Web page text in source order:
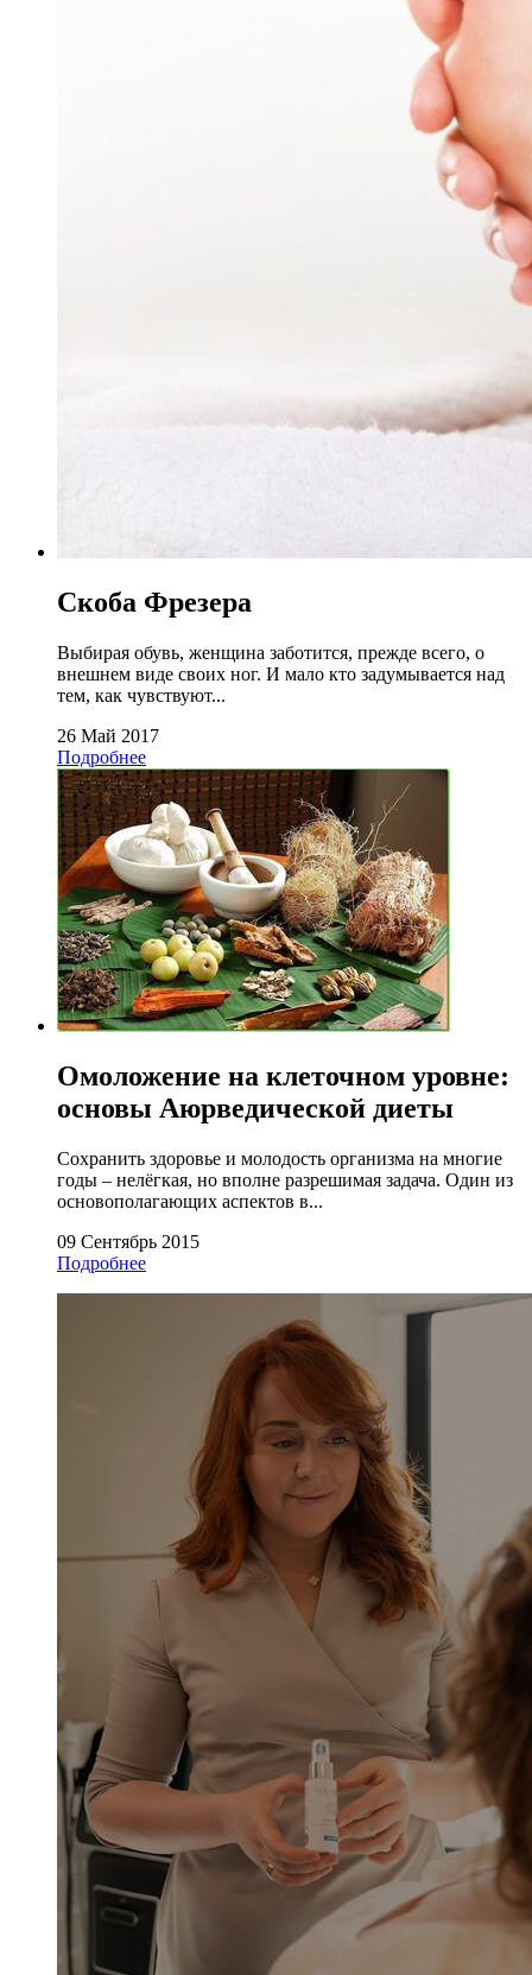
Скоба Фрезера
Выбирая обувь, женщина заботится, прежде всего, о
внешнем виде своих ног. И мало кто задумывается над
тем, как чувствуют...
26 Май 2017
Подробнее
Омоложение на клеточном уровне:
основы Аюрведической диеты
Сохранить здоровье и молодость организма на многие
годы – нелёгкая, но вполне разрешимая задача. Один из
основополагающих аспектов в...
09 Сентябрь 2015
Подробнее